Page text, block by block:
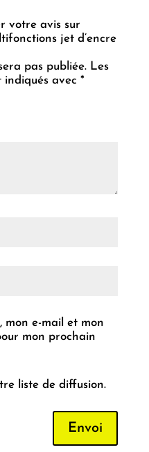
votre avis sur
jet d’encre
pas publiée. Les
indiqués avec *
mon e-mail et mon
mon prochain
liste de diffusion.
Envoi